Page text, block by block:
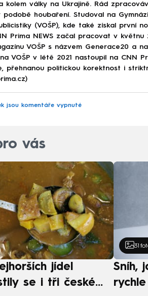
kolem války na Ukrajině. Rád
podobě houbaření. Studoval na
(VOŠP), kde také získal první
Prima NEWS začal pracovat v
VOŠP s názvem Generace20 a
VOŠP v létě 2021 nastoupil na CNN
přehnanou politickou korektnost i
jsou komentáře vypnuté
vás
jídel
se i tři české
31
Sníh,